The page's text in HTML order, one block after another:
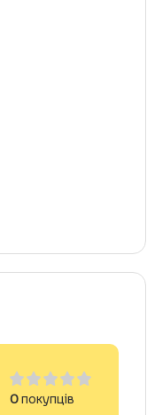
0покупців